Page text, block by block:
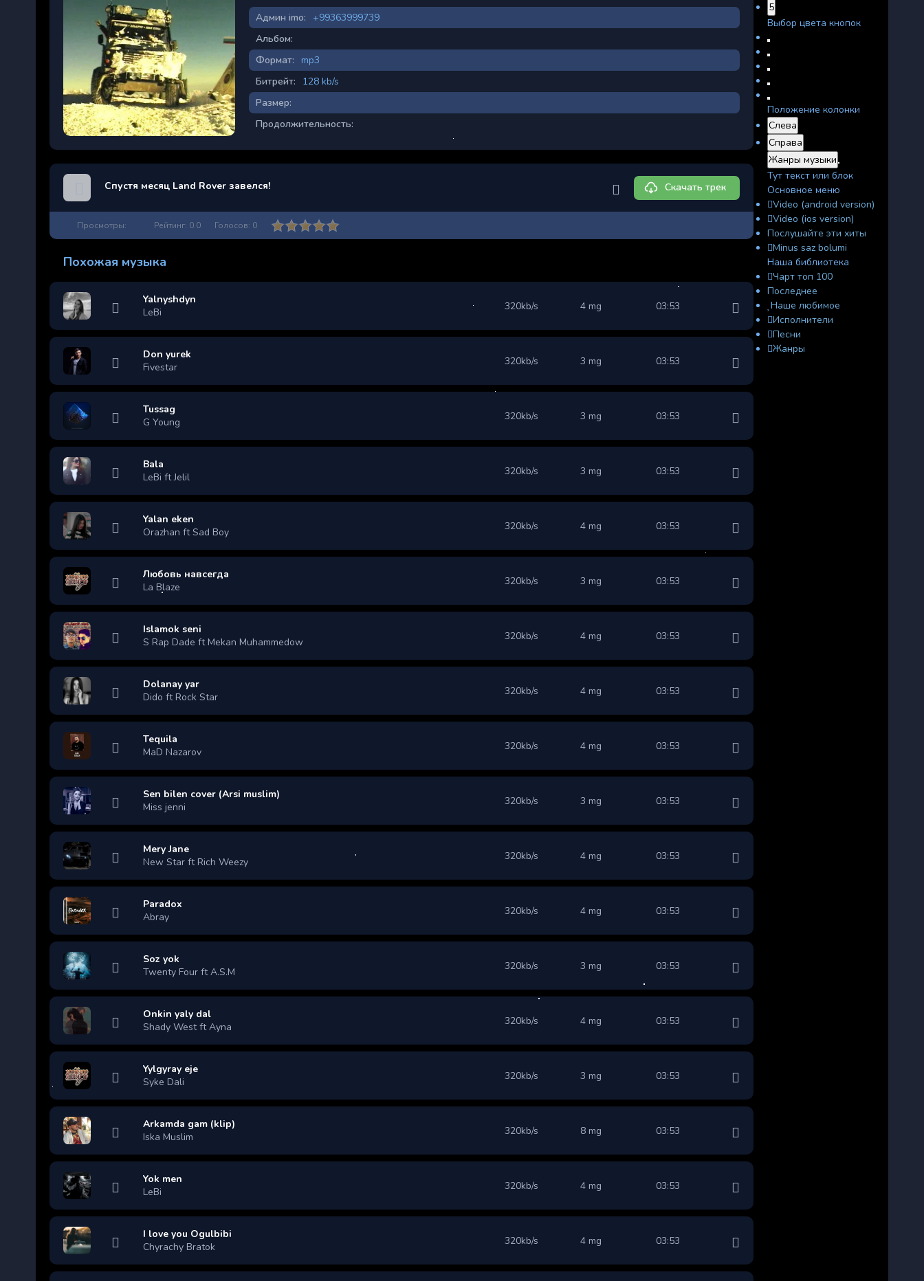
Админ imo:
+99363999739
Альбом:
Формат:
mp3
Битрейт:
128 kb/s
Размер:
Продолжительность:
Спустя месяц Land Rover завелся! Скачать трек
Просмотры: Рейтинг: 0.0 Голосов: 0
Похожая музыка
Yalnyshdyn
LeBi
320kb/s 4 mg 03:53
Don yurek
Fivestar
320kb/s 3 mg 03:53
Tussag
G Young
320kb/s 3 mg 03:53
Bala
LeBi ft Jelil
320kb/s 3 mg 03:53
Yalan eken
Orazhan ft Sad Boy
320kb/s 4 mg 03:53
Любовь навсегда
La Blaze
320kb/s 3 mg 03:53
Islamok seni
S Rap Dade ft Mekan Muhammedow
320kb/s 4 mg 03:53
Dolanay yar
Dido ft Rock Star
320kb/s 4 mg 03:53
Tequila
MaD Nazarov
320kb/s 4 mg 03:53
Sen bilen cover (Arsi muslim)
Miss jenni
320kb/s 3 mg 03:53
Mery Jane
New Star ft Rich Weezy
320kb/s 4 mg 03:53
Paradox
Abray
320kb/s 4 mg 03:53
Soz yok
Twenty Four ft A.S.M
320kb/s 3 mg 03:53
Onkin yaly dal
Shady West ft Ayna
320kb/s 4 mg 03:53
Yylgyray eje
Syke Dali
320kb/s 3 mg 03:53
Arkamda gam (klip)
Iska Muslim
320kb/s 8 mg 03:53
Yok men
LeBi
320kb/s 4 mg 03:53
I love you Ogulbibi
Chyrachy Bratok
320kb/s 4 mg 03:53
5
Выбор цвета кнопок
Положение колонки
Слева
Справа
Жанры музыки
Тут текст или блок
Основное меню
Video (android version)
Video (ios version)
Послушайте эти хиты
Minus saz bolumi
Наша библиотека
Чарт топ 100
Последнее
Наше любимое
Исполнители
Песни
Жанры